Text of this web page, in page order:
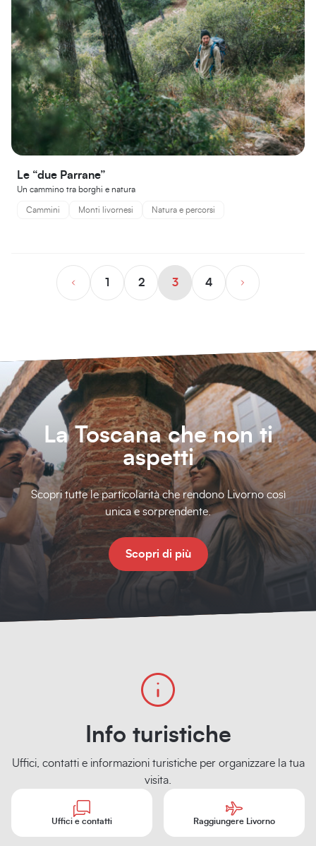
Le “due Parrane”
Un cammino tra borghi e natura
Cammini Monti livornesi Natura e percorsi
1 2 3 4
La Toscana che non ti
aspetti
Scopri tutte le particolarità che rendono Livorno così
unica e sorprendente.
Scopri di più
Info turistiche
Uffici, contatti e informazioni turistiche per organizzare la tua
visita.
Uffici e contatti Raggiungere Livorno